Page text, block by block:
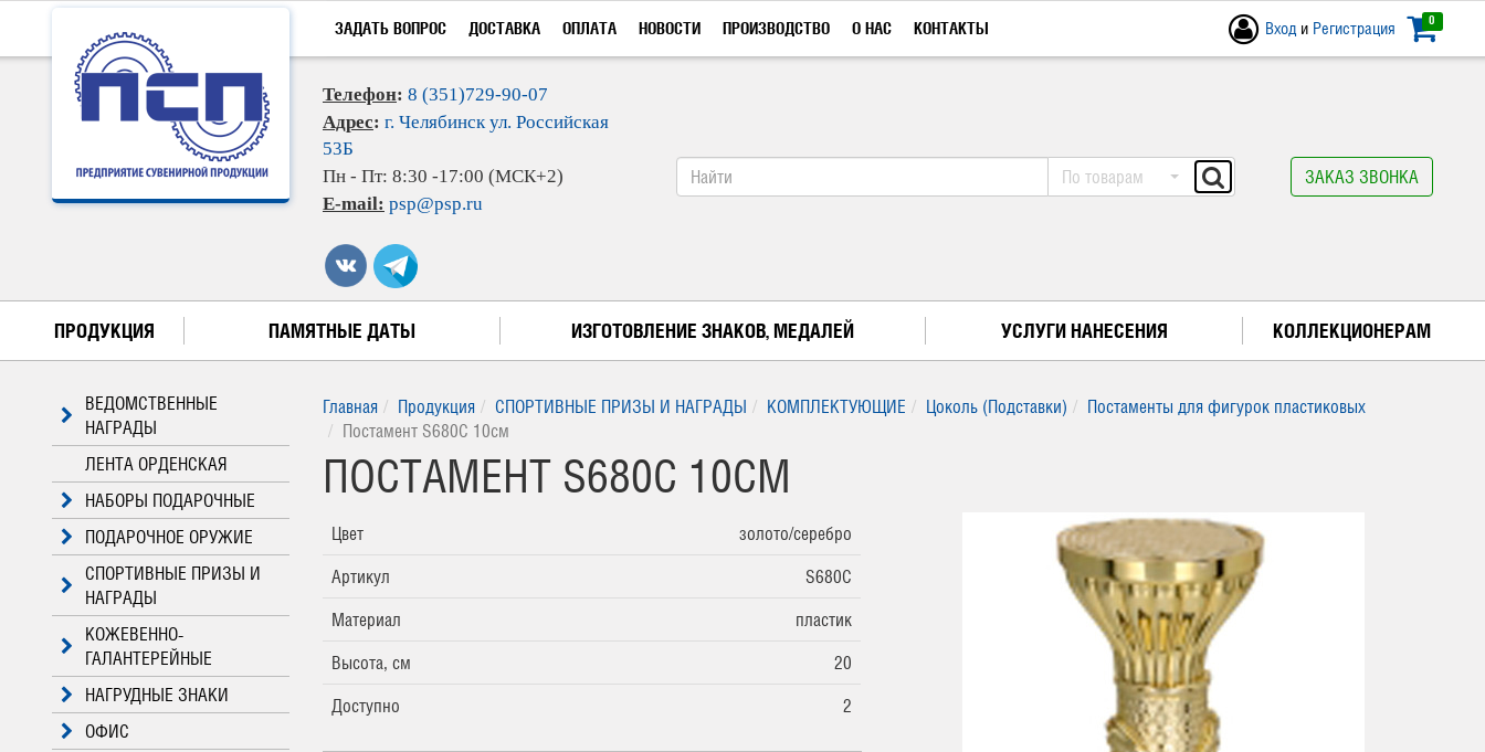
ЗАДАТЬ ВОПРОС ДОСТАВКА ОПЛАТА НОВОСТИ ПРОИЗВОДСТВО О НАС КОНТАКТЫ 0
Вход и Регистрация
Телефон: 8 (351)729-90-07
Адрес: г. Челябинск ул. Российская
53Б
Пн - Пт: 8:30 -17:00 (МСК+2)
E-mail: psp@psp.ru
По товарам ЗАКАЗ ЗВОНКА
ПРОДУКЦИЯ ПАМЯТНЫЕ ДАТЫ ИЗГОТОВЛЕНИЕ ЗНАКОВ, МЕДАЛЕЙ УСЛУГИ НАНЕСЕНИЯ КОЛЛЕКЦИОНЕРАМ
ВЕДОМСТВЕННЫЕ
НАГРАДЫ
ЛЕНТА ОРДЕНСКАЯ
НАБОРЫ ПОДАРОЧНЫЕ
ПОДАРОЧНОЕ ОРУЖИЕ
СПОРТИВНЫЕ ПРИЗЫ И
НАГРАДЫ
КОЖЕВЕННО-
ГАЛАНТЕРЕЙНЫЕ
НАГРУДНЫЕ ЗНАКИ
ОФИС
Главная Продукция СПОРТИВНЫЕ ПРИЗЫ И НАГРАДЫ КОМПЛЕКТУЮЩИЕ Цоколь (Подставки)
Постаменты для фигурок пластиковых
Постамент S680C 10см
ПОСТАМЕНТ S680C 10СМ
Цвет
золото/серебро
Артикул
S680C
Материал
пластик
Высота, см
20
Доступно
2